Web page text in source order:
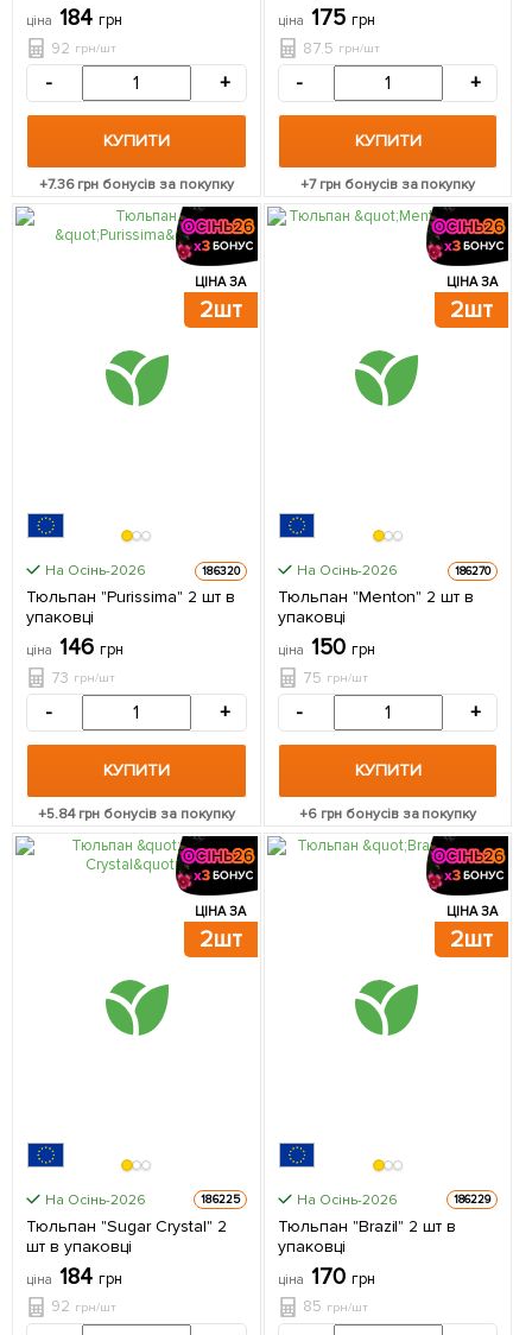
ціна 184 грн
92 грн/шт
- +
КУПИТИ
+7.36грн бонусів за покупку
ціна 175 грн
87.5 грн/шт
- +
КУПИТИ
+7грн бонусів за покупку
ЦІНА ЗА
2шт
На Осінь-2026 186320
Тюльпан "Purissima" 2 шт в
упаковці
ціна 146 грн
73 грн/шт
- +
КУПИТИ
+5.84грн бонусів за покупку
ЦІНА ЗА
2шт
На Осінь-2026 186270
Тюльпан "Menton" 2 шт в
упаковці
ціна 150 грн
75 грн/шт
- +
КУПИТИ
+6грн бонусів за покупку
ЦІНА ЗА
2шт
На Осінь-2026 186225
Тюльпан "Sugar Crystal" 2
шт в упаковці
ціна 184 грн
92 грн/шт
ЦІНА ЗА
2шт
На Осінь-2026 186229
Тюльпан "Brazil" 2 шт в
упаковці
ціна 170 грн
85 грн/шт